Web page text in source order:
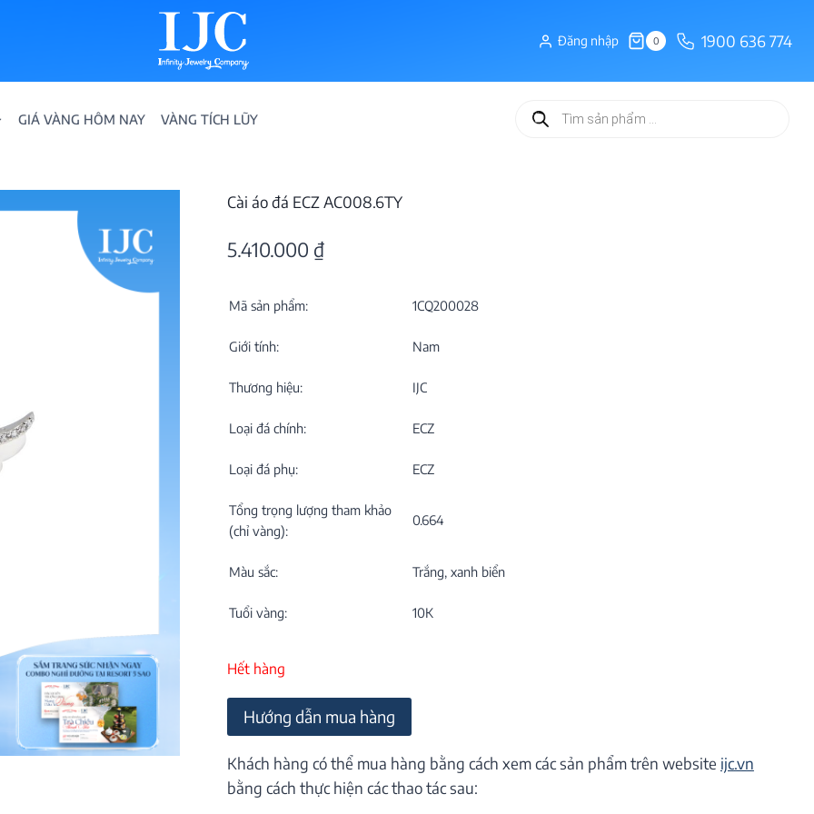
Đăng nhập 0 1900 636 774
GIÁ VÀNG HÔM NAY VÀNG TÍCH LŨY
Tìm
kiếm
Cài áo đá ECZ AC008.6TY
5.410.000 ₫
Mã sản phẩm: 1CQ200028
Giới tính: Nam
Thương hiệu: IJC
Loại đá chính: ECZ
Loại đá phụ: ECZ
Tổng trọng lượng tham khảo
(chỉ vàng):
0.664
Màu sắc: Trắng, xanh biển
Tuổi vàng: 10K
Hết hàng
Hướng dẫn mua hàng
Khách hàng có thể mua hàng bằng cách xem các sản phẩm trên website ijc.vn
bằng cách thực hiện các thao tác sau: